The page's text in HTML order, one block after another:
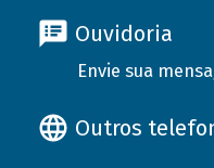
Ouvidoria
Envie sua
Outros